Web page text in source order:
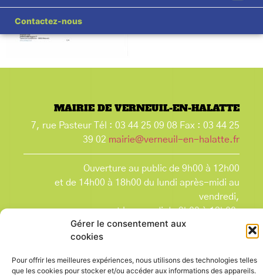
Gérer le consentement aux
cookies
Pour offrir les meilleures expériences, nous utilisons des technologies telles
que les cookies pour stocker et/ou accéder aux informations des appareils.
Contactez-nous
MAIRIE DE VERNEUIL-EN-HALATTE
7, rue Pasteur Tél : 03 44 25 09 08 Fax : 03 44 25
39 02 mairie@verneuil-en-halatte.fr
Ouverture au public de 9h00 à 12h00
et de 14h00 à 18h00 du lundi après-midi au
vendredi,
et le samedi de 9h00 à 12h00.
La Mairie est fermée tous les lundis matin